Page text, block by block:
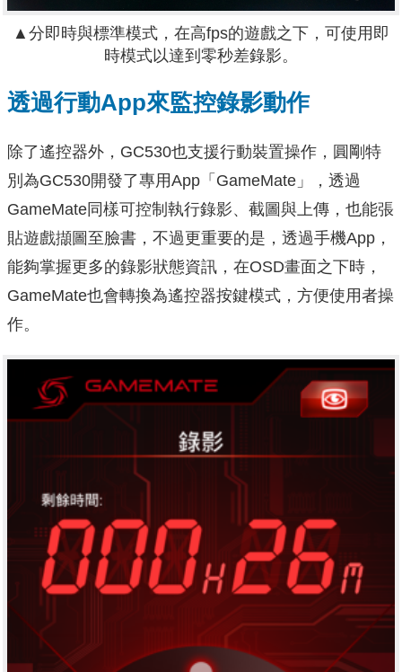
▲分即時與標準模式，在高fps的遊戲之下，可使用即
時模式以達到零秒差錄影。
透過行動App來監控錄影動作
除了遙控器外，GC530也支援行動裝置操作，圓剛特
別為GC530開發了專用App「GameMate」，透過
GameMate同樣可控制執行錄影、截圖與上傳，也能張
貼遊戲擷圖至臉書，不過更重要的是，透過手機App，
能夠掌握更多的錄影狀態資訊，在OSD畫面之下時，
GameMate也會轉換為遙控器按鍵模式，方便使用者操
作。